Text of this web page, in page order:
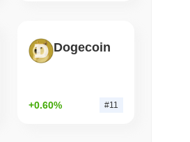
Dogecoin
+0.60% #11